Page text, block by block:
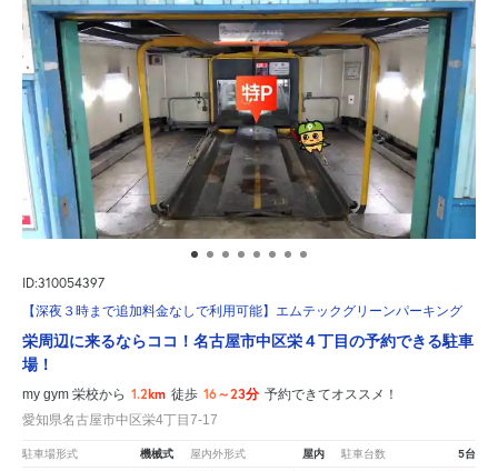
ID:310054397
【深夜３時まで追加料金なしで利用可能】エムテックグリーンパーキング
栄周辺に来るならココ！名古屋市中区栄４丁目の予約できる駐車
場！
my gym 栄校から 1.2km 徒歩 16～23分 予約できてオススメ！
愛知県名古屋市中区栄4丁目7-17
駐車場形式 機械式 屋内外形式 屋内 駐車台数 5台